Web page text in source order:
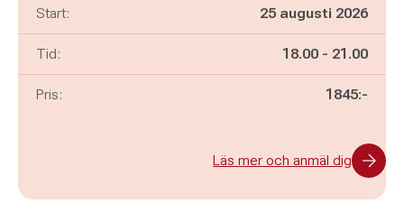
Start: 25 augusti 2026
Tid: Pågår mellan
18.00 - och
21.00
Pris: 1845:-
Läs mer och anmäl dig